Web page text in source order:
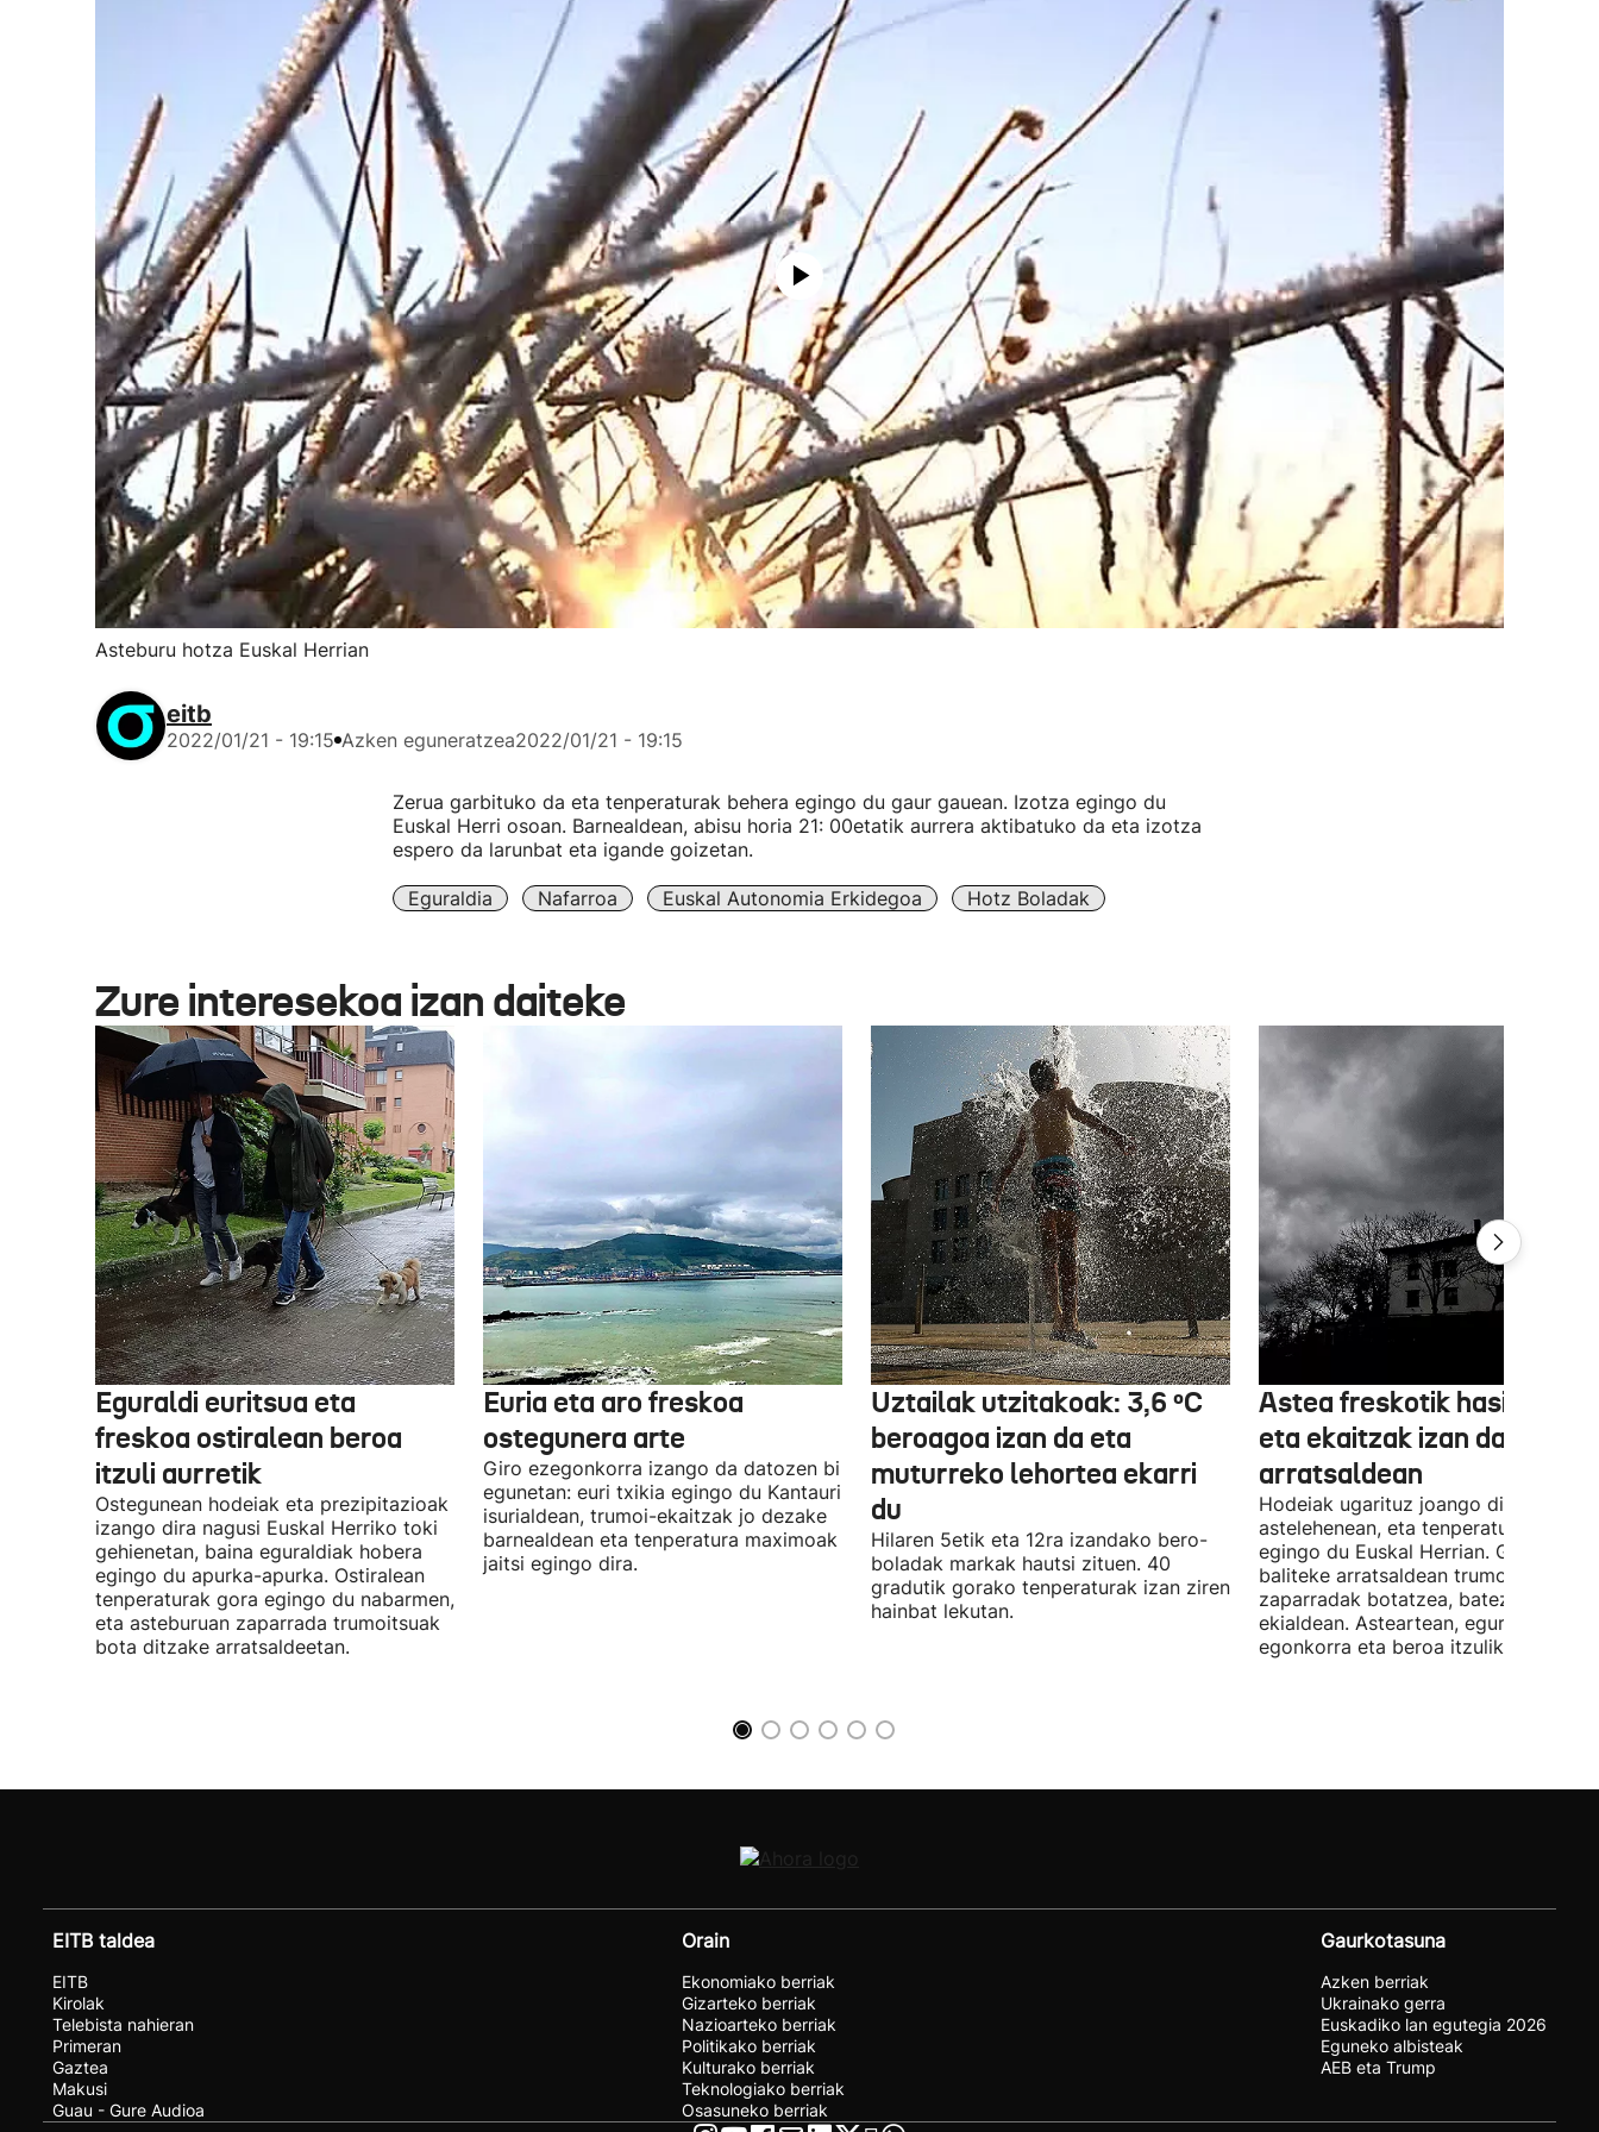
Asteburu hotza Euskal Herrian
eitb
2022/01/21 - 19:15 Azken eguneratzea2022/01/21 - 19:15
Zerua garbituko da eta tenperaturak behera egingo du gaur gauean. Izotza egingo du
Euskal Herri osoan. Barnealdean, abisu horia 21: 00etatik aurrera aktibatuko da eta izotza
espero da larunbat eta igande goizetan.
Eguraldia Nafarroa Euskal Autonomia Erkidegoa Hotz Boladak
Zure interesekoa izan daiteke
Eguraldi euritsua eta
freskoa ostiralean beroa
itzuli aurretik
Ostegunean hodeiak eta prezipitazioak
izango dira nagusi Euskal Herriko toki
gehienetan, baina eguraldiak hobera
egingo du apurka-apurka. Ostiralean
tenperaturak gora egingo du nabarmen,
eta asteburuan zaparrada trumoitsuak
bota ditzake arratsaldeetan.
Euria eta aro freskoa
ostegunera arte
Giro ezegonkorra izango da datozen bi
egunetan: euri txikia egingo du Kantauri
isurialdean, trumoi-ekaitzak jo dezake
barnealdean eta tenperatura maximoak
jaitsi egingo dira.
Uztailak utzitakoak: 3,6 ºC
beroagoa izan da eta
muturreko lehortea ekarri
du
Hilaren 5etik eta 12ra izandako bero-
boladak markak hautsi zituen. 40
gradutik gorako tenperaturak izan ziren
hainbat lekutan.
Astea freskotik hasiko da
eta ekaitzak izan daitezke
arratsaldean
Hodeiak ugarituz joango dira
astelehenean, eta tenperaturak
egingo du Euskal Herrian. Gainera,
baliteke arratsaldean trumoi-
zaparradak botatzea, batez ere
ekialdean. Asteartean, eguraldi
egonkorra eta beroa itzuliko dira.
EITB taldea
EITB
Kirolak
Telebista nahieran
Primeran
Gaztea
Makusi
Guau - Gure Audioa
Orain
Ekonomiako berriak
Gizarteko berriak
Nazioarteko berriak
Politikako berriak
Kulturako berriak
Teknologiako berriak
Osasuneko berriak
Gaurkotasuna
Azken berriak
Ukrainako gerra
Euskadiko lan egutegia 2026
Eguneko albisteak
AEB eta Trump